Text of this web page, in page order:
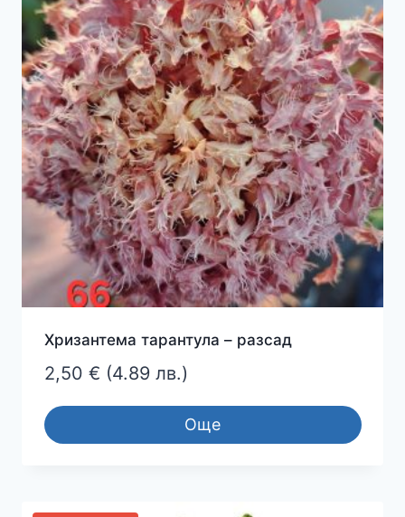
Хризантема тарантула – разсад
2,50 € (4.89 лв.)
Още